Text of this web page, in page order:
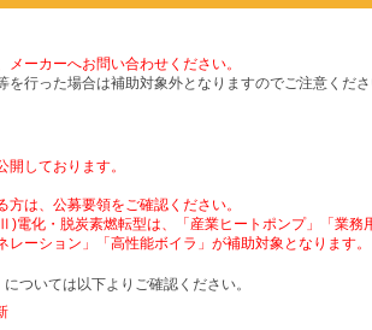
ーカーへお問い合わせください。
行った場合は補助対象外となりますのでご注意くださ
しております。
は、公募要領をご確認ください。
化・脱炭素燃転型は、「産業ヒートポンプ」「業務
ーション」「高性能ボイラ」が補助対象となります。
ついては以下よりご確認ください。